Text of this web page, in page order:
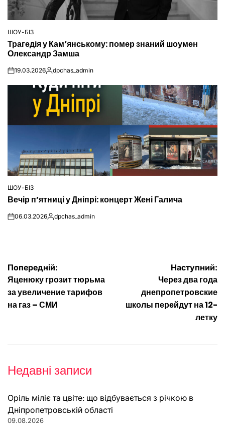
ОПУБЛІКУВАТИ
ШОУ-БІЗ
Трагедія у Кам’янському: помер знаний шоумен
Олександр Замша
on19.03.2026Опубліковано
dpchas_admin
ОПУБЛІКУВАТИ
У
ШОУ-БІЗ
Вечір п’ятниці у Дніпрі: концерт Жені Галича
on06.03.2026Опубліковано
dpchas_admin
Навігація
записів
Попередній:
Яценюку грозит тюрьма
за увеличение тарифов
на газ – СМИ
Наступний:
Через два года
днепропетровские
школы перейдут на 12-
летку
Недавні записи
Оріль міліє та цвіте: що відбувається з річкою в
Дніпропетровській області
09.08.2026